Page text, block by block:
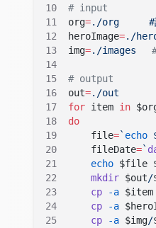
# input
org=./org　　　#
heroImage=./
img=./images
# output
out=./out
for item in
do
    file
=` echo
    fileDate
=`
    echo
$file
    mkdir
$out/
    cp
-a
    cp
-a
    cp
-a $img/